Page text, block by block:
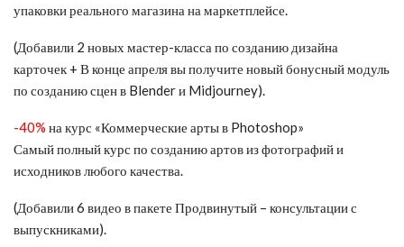
упаковки реального магазина на маркетплейсе.
(Добавили 2 новых мастер-класса по созданию дизайна
карточек + В конце апреля вы получите новый бонусный модуль
по созданию сцен в Blender и Midjourney​).
-40% на курс «Коммерческие арты в Photoshop»
Самый полный курс по созданию артов из фотографий и
исходников любого качества.
(Добавили 6 видео в пакете Продвинутый – консультации с
выпускниками).